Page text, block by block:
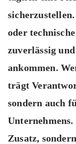
oder
zuverlässig
ankommen.
trägt
sondern auch
Zusatz,